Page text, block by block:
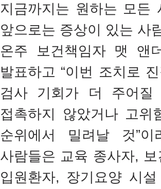
지금까지는 원하는 모든
앞으로는 증상이 있는 사
온주 보건책임자 맷 앤
발표하고 “이번 조치로
검사 기회가 더 주어질
접촉하지 않았거나 고
순위에서 밀려날 것”이
사람들은 교육 종사자,
입원환자, 장기요양 시